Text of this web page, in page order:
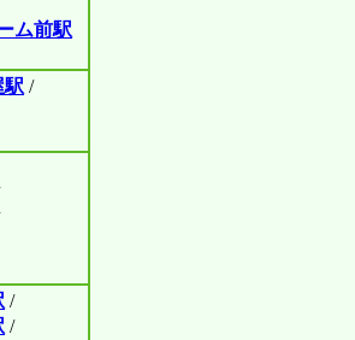
ム前駅
駅 /
/
/